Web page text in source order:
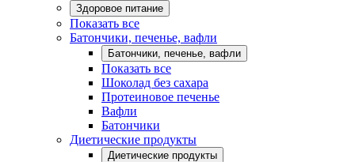
Здоровое питание
Показать все
Батончики, печенье, вафли
Батончики, печенье, вафли
Показать все
Шоколад без сахара
Протеиновое печенье
Вафли
Батончики
Диетические продукты
Диетические продукты